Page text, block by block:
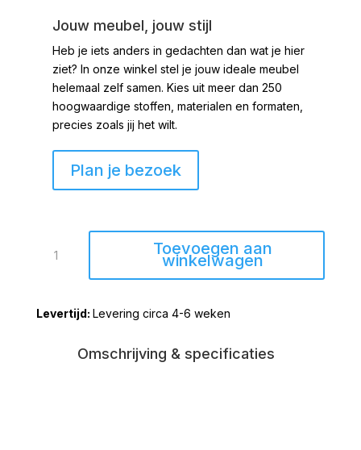
Jouw meubel, jouw stijl
Heb je iets anders in gedachten dan wat je hier
ziet? In onze winkel stel je jouw ideale meubel
helemaal zelf samen. Kies uit meer dan 250
hoogwaardige stoffen, materialen en formaten,
precies zoals jij het wilt.
Plan je bezoek
Zutphen
84
Toevoegen aan
winkelwagen
Levering circa 4-6 weken
Omschrijving & specificaties